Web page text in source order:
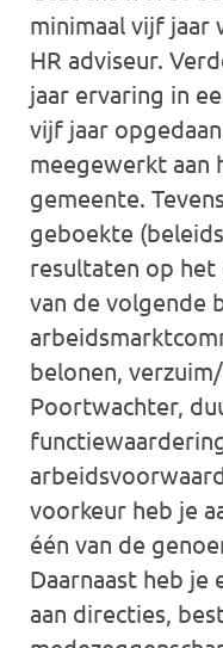
minimaal vijf jaar
HR adviseur.
jaar ervaring in
vijf jaar
meegewerkt aan
gemeente.
geboekte
resultaten op het
van de volgende
belonen,
Poortwachter,
voorkeur heb je
één van de
Daarnaast heb je
aan directies,